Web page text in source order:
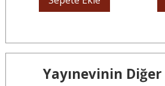
Yayınevinin